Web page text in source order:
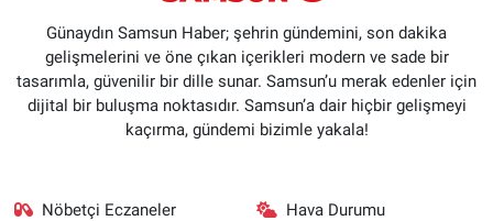
Günaydın Samsun Haber; şehrin gündemini, son dakika
gelişmelerini ve öne çıkan içerikleri modern ve sade bir
tasarımla, güvenilir bir dille sunar. Samsun’u merak edenler için
dijital bir buluşma noktasıdır. Samsun’a dair hiçbir gelişmeyi
kaçırma, gündemi bizimle yakala!
Nöbetçi Eczaneler Hava Durumu